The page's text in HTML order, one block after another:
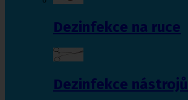
Dezinfekce na ruce
Dezinfekce nástrojů